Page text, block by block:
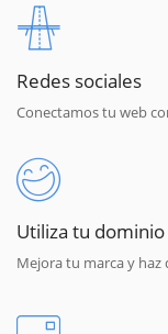
Redes sociales
Conectamos tu web
Utiliza tu dominio
Mejora tu marca y